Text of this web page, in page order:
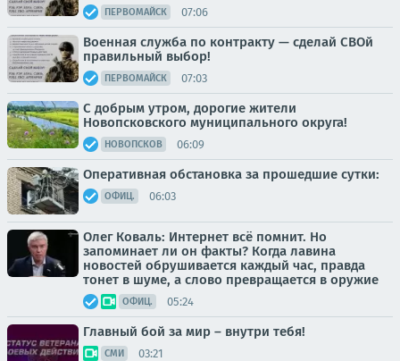
ПЕРВОМАЙСК 07:06
Военная служба по контракту — сделай СВОй
правильный выбор!
ПЕРВОМАЙСК 07:03
С добрым утром, дорогие жители
Новопсковского муниципального округа!
НОВОПСКОВ 06:09
Оперативная обстановка за прошедшие сутки:
ОФИЦ. 06:03
Олег Коваль: Интернет всё помнит. Но
запоминает ли он факты? Когда лавина
новостей обрушивается каждый час, правда
тонет в шуме, а слово превращается в оружие
ОФИЦ. 05:24
Главный бой за мир – внутри тебя!
СМИ 03:21